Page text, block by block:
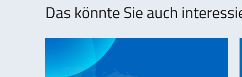
Das könnte Sie auch